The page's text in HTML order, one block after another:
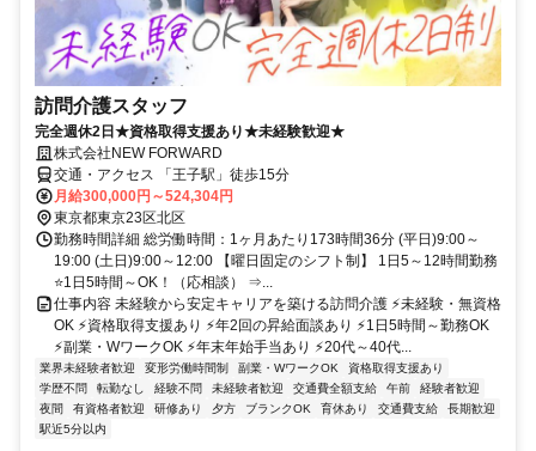
訪問介護スタッフ
完全週休2日★資格取得支援あり★未経験歓迎★
株式会社NEW FORWARD
交通・アクセス 「王子駅」徒歩15分
月給300,000円～524,304円
東京都東京23区北区
勤務時間詳細 総労働時間：1ヶ月あたり173時間36分 (平日)9:00～
19:00 (土日)9:00～12:00 【曜日固定のシフト制】 1日5～12時間勤務
⭐1日5時間～OK！（応相談） ⇒...
仕事内容 未経験から安定キャリアを築ける訪問介護 ⚡未経験・無資格
OK ⚡資格取得支援あり ⚡年2回の昇給面談あり ⚡1日5時間～勤務OK
⚡副業・WワークOK ⚡年末年始手当あり ⚡20代～40代...
業界未経験者歓迎 変形労働時間制 副業・WワークOK
資格取得支援あり
学歴不問
転勤なし 経験不問 未経験者歓迎 交通費全額支給 午前
経験者歓迎
夜間
有資格者歓迎 研修あり 夕方 ブランクOK 育休あり 交通費支給
長期歓迎
駅近5分以内